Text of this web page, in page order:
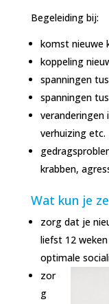
Begeleiding bij:
komst nieuwe
koppeling
spanningen
spanningen
veranderingen
verhuizing etc.
krabben,
Wat kun je
zorg dat je
liefst 12
optimale
zor
g